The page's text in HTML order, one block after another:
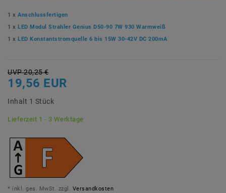
1 x Anschlussfertigen
1 x LED Modul Strahler Genius D50-90 7W 930 Warmweiß
1 x LED Konstantstromquelle 6 bis 15W 30-42V DC 200mA
UVP 20,25 €
19,56 EUR
Inhalt 1 Stück
Lieferzeit 1 - 3 Werktage
* inkl. ges. MwSt. zzgl. Versandkosten